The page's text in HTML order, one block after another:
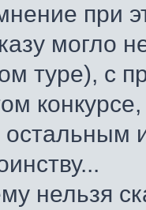
при
могло
туре), с
нельзя